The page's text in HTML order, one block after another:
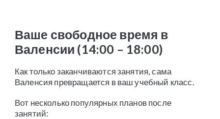
Ваше свободное время в
Валенсии (14:00 – 18:00)
Как только заканчиваются занятия, сама
Валенсия превращается в ваш учебный класс.
Вот несколько популярных планов после
занятий: